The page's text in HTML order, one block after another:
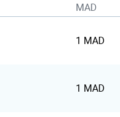
MAD
1 MAD
1 MAD